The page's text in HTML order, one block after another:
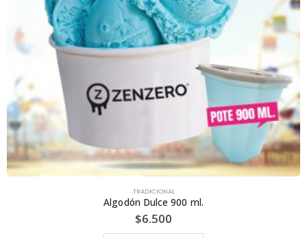
TRADICIONAL
Algodón Dulce 900 ml.
$6.500